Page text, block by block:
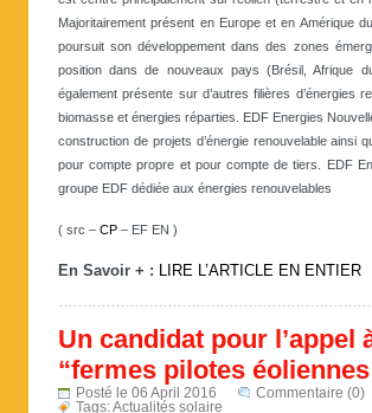
Majoritairement présent en Europe et en Amérique
poursuit son développement dans des zones
position dans de nouveaux pays (Brésil, Afrique
également présente sur d’autres filières d’énergies
biomasse et énergies réparties. EDF Energies
construction de projets d’énergie renouvelable ainsi
pour compte propre et pour compte de tiers. EDF
groupe EDF dédiée aux énergies renouvelables
( src – CP – EF EN )
En Savoir + : LIRE L’ARTICLE EN ENTIER
Un candidat pour l’appel
“fermes pilotes
Posté le 06 April 2016
Commentaire (0)
Tags:Actualités solaire